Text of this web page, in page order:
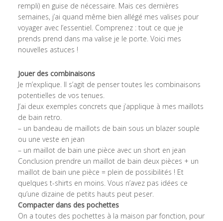
rempli) en guise de nécessaire. Mais ces dernières
semaines, j’ai quand même bien allégé mes valises pour
voyager avec l’essentiel. Comprenez : tout ce que je
prends prend dans ma valise je le porte. Voici mes
nouvelles astuces !
Jouer des combinaisons
Je m’explique. Il s’agit de penser toutes les combinaisons
potentielles de vos tenues.
J’ai deux exemples concrets que j’applique à mes maillots
de bain retro.
– un bandeau de maillots de bain sous un blazer souple
ou une veste en jean
– un maillot de bain une pièce avec un short en jean
Conclusion prendre un maillot de bain deux pièces + un
maillot de bain une pièce = plein de possibilités ! Et
quelques t-shirts en moins. Vous n’avez pas idées ce
qu’une dizaine de petits hauts peut peser.
Compacter dans des pochettes
On a toutes des pochettes à la maison par fonction, pour